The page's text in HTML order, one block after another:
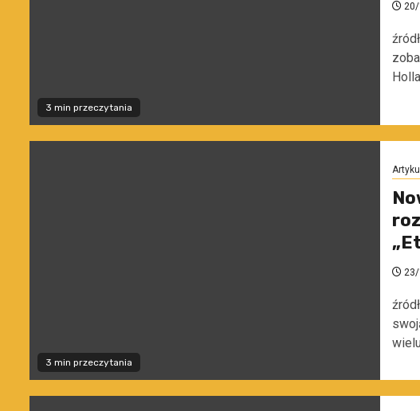
3 min przeczytania
20/
3 min przeczytania
23/